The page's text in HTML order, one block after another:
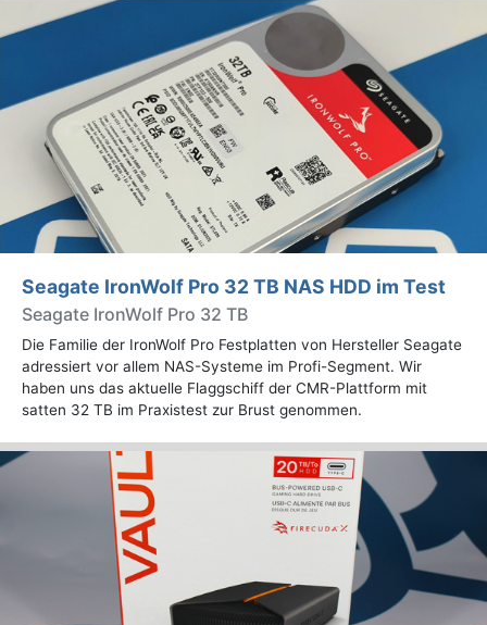
Seagate IronWolf Pro 32 TB NAS HDD im Test
Seagate IronWolf Pro 32 TB
Die Familie der IronWolf Pro Festplatten von Hersteller Seagate
adressiert vor allem NAS-Systeme im Profi-Segment. Wir
haben uns das aktuelle Flaggschiff der CMR-Plattform mit
satten 32 TB im Praxistest zur Brust genommen.